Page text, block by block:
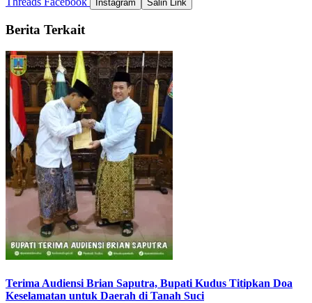
Instagram Salin Link
Berita Terkait
Terima Audiensi Brian Saputra, Bupati Kudus Titipkan Doa
Keselamatan untuk Daerah di Tanah Suci